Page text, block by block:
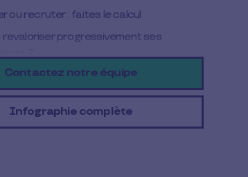
ou recruter : faites le calcul
revaloriser progressivement ses
?
Contactez notre équipe
Infographie complète